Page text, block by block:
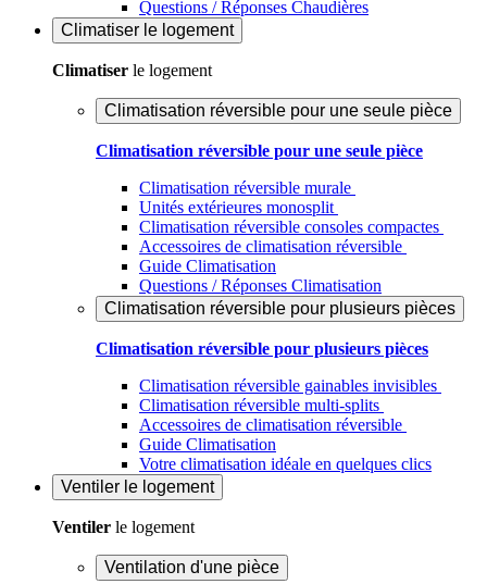
Questions / Réponses Chaudières
Climatiser le logement
Climatiser le logement
Climatisation réversible pour une seule pièce
Climatisation réversible pour une seule pièce
Climatisation réversible murale
Unités extérieures monosplit
Climatisation réversible consoles compactes
Accessoires de climatisation réversible
Guide Climatisation
Questions / Réponses Climatisation
Climatisation réversible pour plusieurs pièces
Climatisation réversible pour plusieurs pièces
Climatisation réversible gainables invisibles
Climatisation réversible multi-splits
Accessoires de climatisation réversible
Guide Climatisation
Votre climatisation idéale en quelques clics
Ventiler le logement
Ventiler le logement
Ventilation d'une pièce